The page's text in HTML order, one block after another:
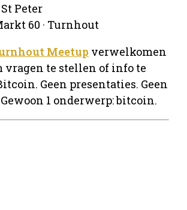
St Peter
60 · Turnhout
Meetup verwelkomen
vragen te stellen of info te
Geen presentaties. Geen
1 onderwerp: bitcoin.